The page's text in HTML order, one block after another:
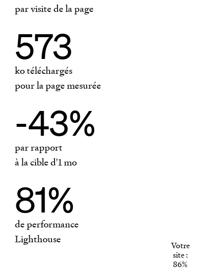
par visite de la page
573
ko téléchargés
pour la page mesurée
-43%
par rapport
à la cible d'1 mo
81%
de performance
Lighthouse
Votre
site :
86%